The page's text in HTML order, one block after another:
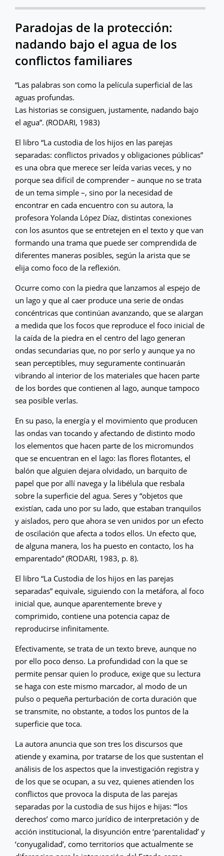
Paradojas de la protección:
nadando bajo el agua de los
conflictos familiares
“Las palabras son como la película superficial de las
aguas profundas.
Las historias se consiguen, justamente, nadando bajo
el agua”. (RODARI, 1983)
El libro “La custodia de los hijos en las parejas
separadas: conflictos privados y obligaciones públicas”
es una obra que merece ser leída varias veces, y no
porque sea difícil de comprender – aunque no se trata
de un tema simple –, sino por la necesidad de
encontrar en cada encuentro con su autora, la
profesora Yolanda López Díaz, distintas conexiones
con los asuntos que se entretejen en el texto y que van
formando una trama que puede ser comprendida de
diferentes maneras posibles, según la arista que se
elija como foco de la reflexión.
Ocurre como con la piedra que lanzamos al espejo de
un lago y que al caer produce una serie de ondas
concéntricas que continúan avanzando, que se alargan
a medida que los focos que reproduce el foco inicial de
la caída de la piedra en el centro del lago generan
ondas secundarias que, no por serlo y aunque ya no
sean perceptibles, muy seguramente continuarán
vibrando al interior de los materiales que hacen parte
de los bordes que contienen al lago, aunque tampoco
sea posible verlas.
En su paso, la energía y el movimiento que producen
las ondas van tocando y afectando de distinto modo
los elementos que hacen parte de los micromundos
que se encuentran en el lago: las flores flotantes, el
balón que alguien dejara olvidado, un barquito de
papel que por allí navega y la libélula que resbala
sobre la superficie del agua. Seres y “objetos que
existían, cada uno por su lado, que estaban tranquilos
y aislados, pero que ahora se ven unidos por un efecto
de oscilación que afecta a todos ellos. Un efecto que,
de alguna manera, los ha puesto en contacto, los ha
emparentado” (RODARI, 1983, p. 8).
El libro “La Custodia de los hijos en las parejas
separadas” equivale, siguiendo con la metáfora, al foco
inicial que, aunque aparentemente breve y
comprimido, contiene una potencia capaz de
reproducirse infinitamente.
Efectivamente, se trata de un texto breve, aunque no
por ello poco denso. La profundidad con la que se
permite pensar quien lo produce, exige que su lectura
se haga con este mismo marcador, al modo de un
pulso o pequeña perturbación de corta duración que
se transmite, no obstante, a todos los puntos de la
superficie que toca.
La autora anuncia que son tres los discursos que
atiende y examina, por tratarse de los que sustentan el
análisis de los aspectos que la investigación registra y
de los que se ocupan, a su vez, quienes atienden los
conflictos que provoca la disputa de las parejas
separadas por la custodia de sus hijos e hijas: “‘los
derechos’ como marco jurídico de interpretación y de
acción institucional, la disyunción entre ‘parentalidad’ y
‘conyugalidad’, como territorios que actualmente se